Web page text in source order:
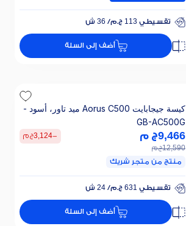
تقسيطي 113 ج.م/ 36 ش
خصم 30% على الفائدة
أضف إلى السلة
كيسة جيجابايت Aorus C500 ميد تاور، أسود -
GB-AC500G
9,466ج م
12,590ج م
-
3,124ج م
منتج من متجر شريك
تقسيطي 631 ج.م/ 24 ش
خصم 25% على الفائدة
أضف إلى السلة